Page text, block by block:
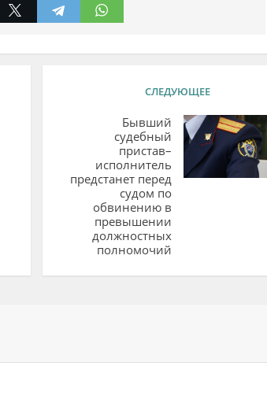
СЛЕДУЮЩЕЕ
Бывший
судебный
пристав–
исполнитель
предстанет перед
судом по
обвинению в
превышении
должностных
полномочий